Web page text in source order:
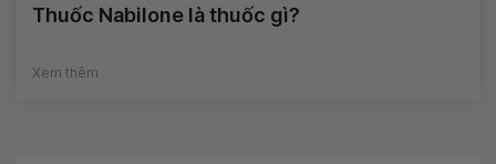
Thuốc Nabilone là thuốc gì?
Xem thêm